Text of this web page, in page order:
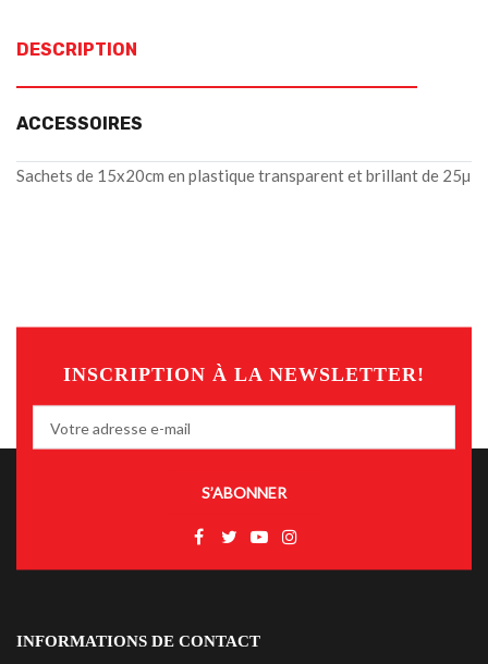
DESCRIPTION
ACCESSOIRES
Sachets de 15x20cm en plastique transparent et brillant de 25µ
INSCRIPTION À LA NEWSLETTER!
S’ABONNER
INFORMATIONS DE CONTACT